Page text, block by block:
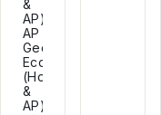
&
AP),
AP
Geography,
Economics
(Honors
&
AP),